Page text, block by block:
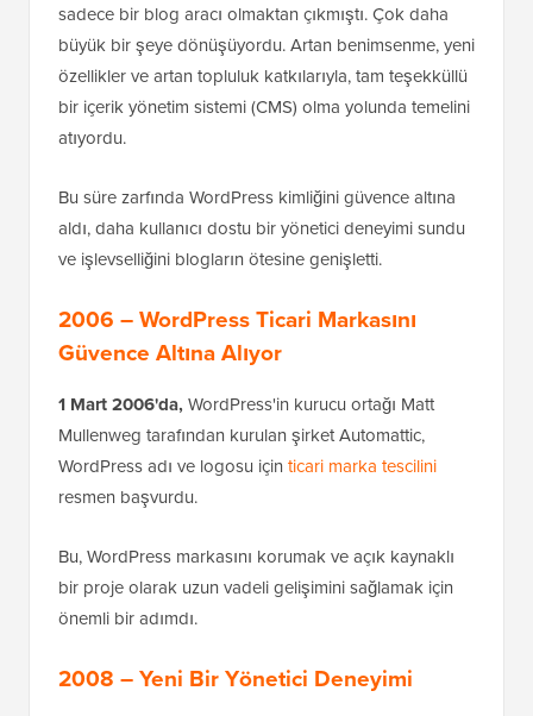
sadece bir blog aracı olmaktan çıkmıştı. Çok daha
büyük bir şeye dönüşüyordu. Artan benimsenme, yeni
özellikler ve artan topluluk katkılarıyla, tam teşekküllü
bir içerik yönetim sistemi (CMS) olma yolunda temelini
atıyordu.
Bu süre zarfında WordPress kimliğini güvence altına
aldı, daha kullanıcı dostu bir yönetici deneyimi sundu
ve işlevselliğini blogların ötesine genişletti.
2006 – WordPress Ticari Markasını
Güvence Altına Alıyor
1 Mart 2006'da,WordPress'in kurucu ortağı Matt
Mullenweg tarafından kurulan şirket Automattic,
WordPress adı ve logosu için ticari marka tescilini
resmen başvurdu.
Bu, WordPress markasını korumak ve açık kaynaklı
bir proje olarak uzun vadeli gelişimini sağlamak için
önemli bir adımdı.
2008 – Yeni Bir Yönetici Deneyimi